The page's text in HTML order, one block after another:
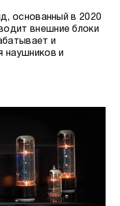
основанный в 2020
внешние блоки
и
наушников и